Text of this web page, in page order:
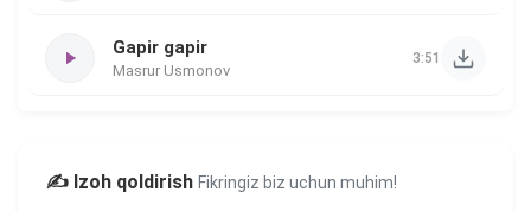
Gapir gapir
Masrur Usmonov
3:51
✍️ Izoh qoldirish Fikringiz biz uchun muhim!